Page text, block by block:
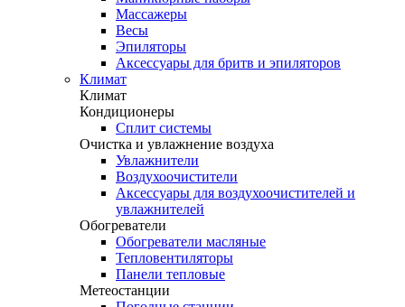
Массажеры
Весы
Эпиляторы
Аксессуары для бритв и эпиляторов
Климат
Климат
Кондиционеры
Сплит системы
Очистка и увлажнение воздуха
Увлажнители
Воздухоочистители
Аксессуары для воздухоочистителей и
увлажнителей
Обогреватели
Обогреватели масляные
Тепловентиляторы
Панели тепловые
Метеостанции